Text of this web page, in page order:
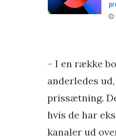
– I en række
anderledes
prissætning.
hvis de har
kanaler ud